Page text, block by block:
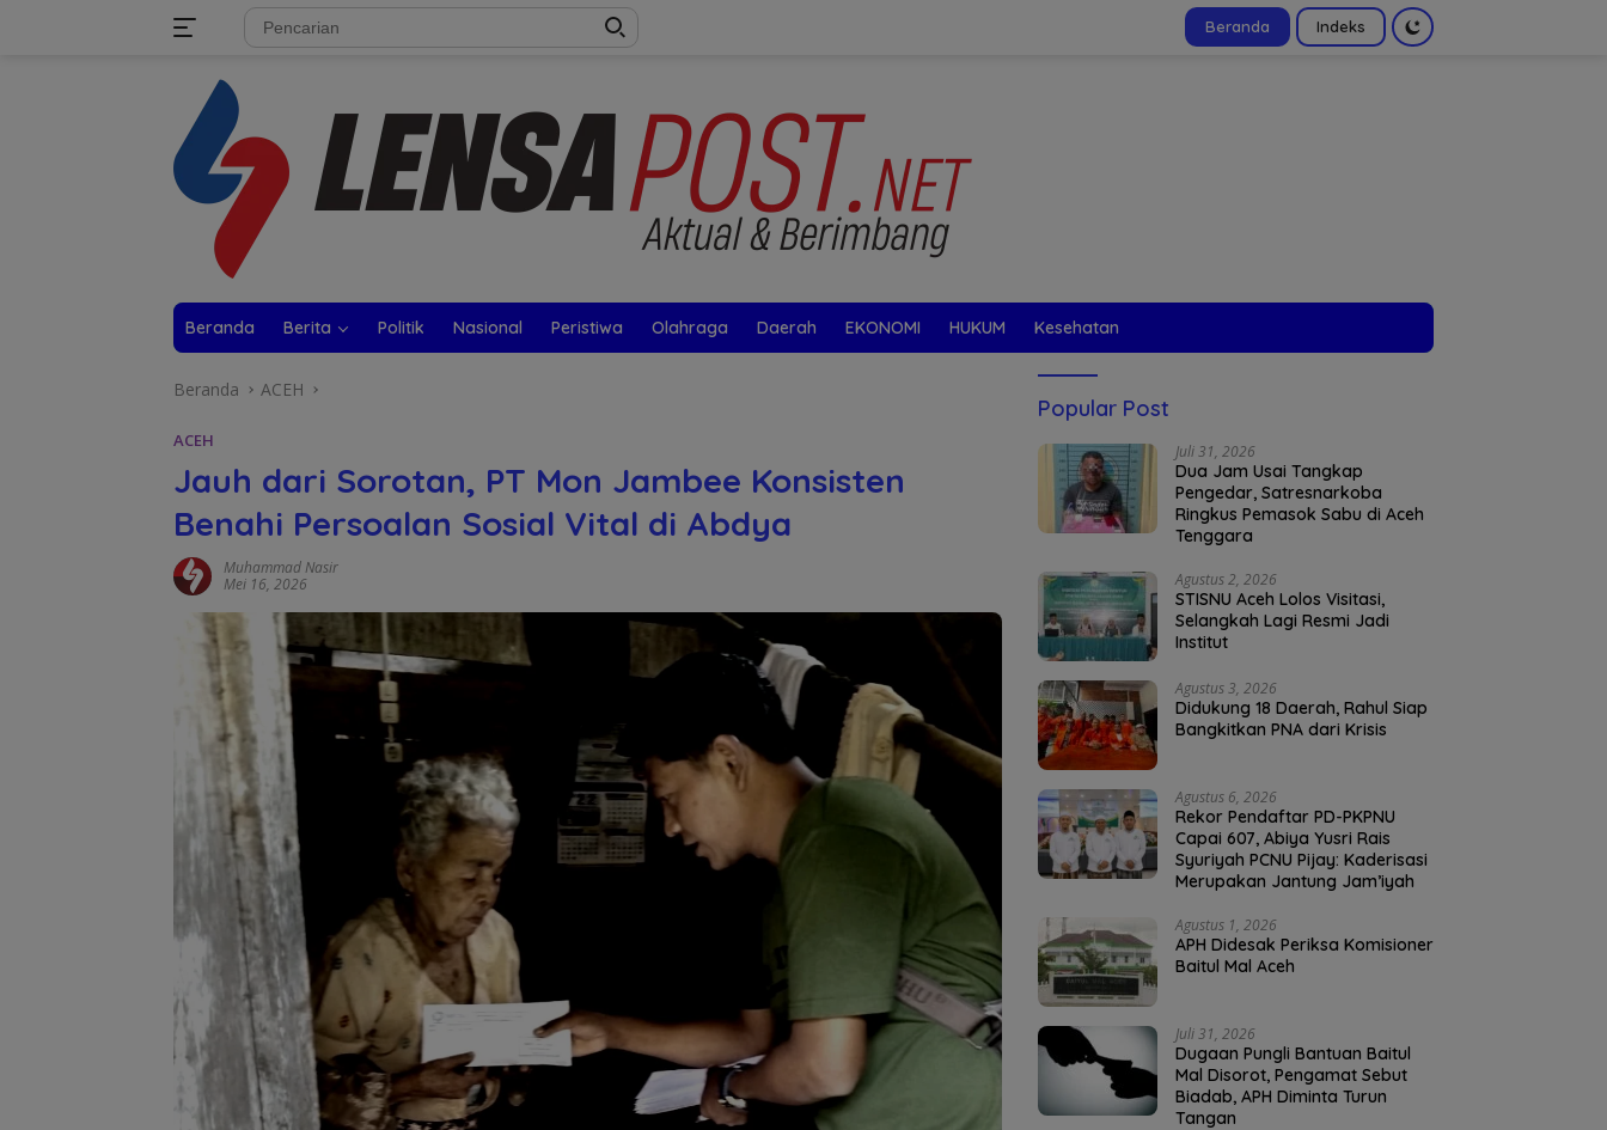
Beranda Indeks
Beranda Berita Politik Nasional Peristiwa Olahraga Daerah EKONOMI HUKUM Kesehatan
Beranda ACEH
ACEH
Jauh dari Sorotan, PT Mon Jambee Konsisten
Benahi Persoalan Sosial Vital di Abdya
Muhammad Nasir
Mei 16, 2026
Popular Post
Juli 31, 2026
Dua Jam Usai Tangkap
Pengedar, Satresnarkoba
Ringkus Pemasok Sabu di Aceh
Tenggara
Agustus 2, 2026
STISNU Aceh Lolos Visitasi,
Selangkah Lagi Resmi Jadi
Institut
Agustus 3, 2026
Didukung 18 Daerah, Rahul Siap
Bangkitkan PNA dari Krisis
Agustus 6, 2026
Rekor Pendaftar PD-PKPNU
Capai 607, Abiya Yusri Rais
Syuriyah PCNU Pijay: Kaderisasi
Merupakan Jantung Jam’iyah
Agustus 1, 2026
APH Didesak Periksa Komisioner
Baitul Mal Aceh
Juli 31, 2026
Dugaan Pungli Bantuan Baitul
Mal Disorot, Pengamat Sebut
Biadab, APH Diminta Turun
Tangan